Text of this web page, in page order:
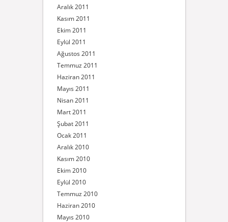
Aralık 2011
Kasım 2011
Ekim 2011
Eylül 2011
Ağustos 2011
Temmuz 2011
Haziran 2011
Mayıs 2011
Nisan 2011
Mart 2011
Şubat 2011
Ocak 2011
Aralık 2010
Kasım 2010
Ekim 2010
Eylül 2010
Temmuz 2010
Haziran 2010
Mayıs 2010